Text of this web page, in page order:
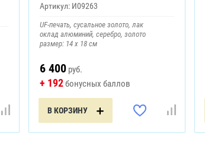
Артикул: И09263
UF-печать, сусальное золото, лак
оклад алюминий, серебро, золото
размер: 14 х 18 см
6 400 руб.
+ 192бонусных баллов
В КОРЗИНУ